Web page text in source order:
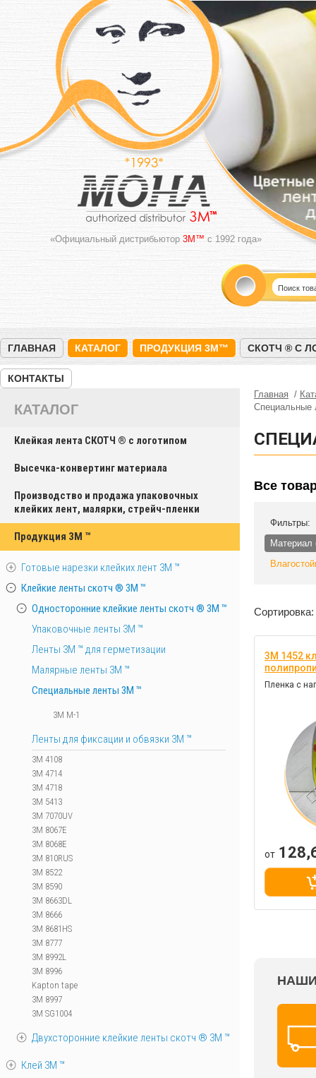
«Официальный дистрибьютор 3M™ с 1992 года»
ГЛАВНАЯ КАТАЛОГ ПРОДУКЦИЯ 3M™ СКОТЧ ® С
КОНТАКТЫ
Главная
Все
Фильтры:
Материал
Сортировка:
3M 1452
Пленка с
от
КАТАЛОГ
Клейкая лента СКОТЧ ® с логотипом
Высечка-конвертинг материала
Производство и продажа упаковочных
клейких лент, малярки, стрейч-пленки
Продукция 3M ™
Готовые нарезки клейких лент 3M ™
Клейкие ленты скотч ® 3M ™
Односторонние клейкие ленты скотч ® 3M ™
Упаковочные ленты 3М ™
Ленты 3М ™ для герметизации
Малярные ленты 3М ™
Специальные ленты 3M ™
3M M-1
Ленты для фиксации и обвязки 3M ™
3M 4108
3M 4714
3M 4718
3M 5413
3M 7070UV
3M 8067E
3M 8068E
3M 810RUS
3M 8522
3M 8590
3M 8663DL
3M 8666
3M 8681HS
3M 8777
3M 8992L
3M 8996
Kapton tape
3M 8997
3M SG1004
Двухсторонние клейкие ленты скотч ® 3M ™
Клей 3М ™